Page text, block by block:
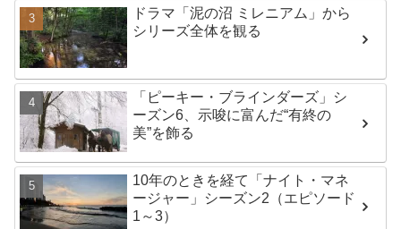
ドラマ「泥の沼 ミレニアム」から
シリーズ全体を観る
「ピーキー・ブラインダーズ」シ
ーズン6、示唆に富んだ“有終の
美”を飾る
10年のときを経て「ナイト・マネ
ージャー」シーズン2（エピソード
1～3）